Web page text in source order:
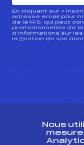
En cliquant sur «
adresse email pour
de la FFS, qui peut
promotionnelles de la
d’informations sur
la gestion de vos
ESPACE PRESSE
Nous
mesure